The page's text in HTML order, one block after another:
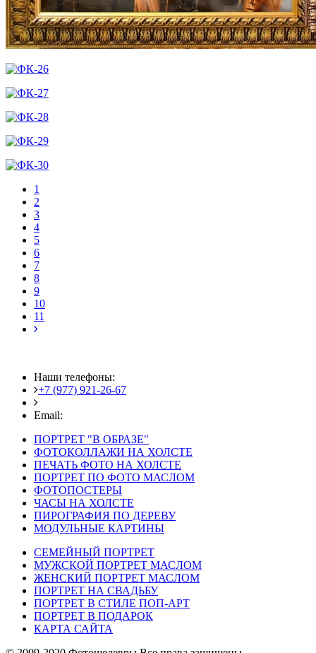
1
2
3
4
5
6
7
8
9
10
11
Наши телефоны:
+7 (977) 921-26-67
Email:
ПОРТРЕТ "В ОБРАЗЕ"
ФОТОКОЛЛАЖИ НА ХОЛСТЕ
ПЕЧАТЬ ФОТО НА ХОЛСТЕ
ПОРТРЕТ ПО ФОТО МАСЛОМ
ФОТОПОСТЕРЫ
ЧАСЫ НА ХОЛСТЕ
ПИРОГРАФИЯ ПО ДЕРЕВУ
МОДУЛЬНЫЕ КАРТИНЫ
СЕМЕЙНЫЙ ПОРТРЕТ
МУЖСКОЙ ПОРТРЕТ МАСЛОМ
ЖЕНСКИЙ ПОРТРЕТ МАСЛОМ
ПОРТРЕТ НА СВАДЬБУ
ПОРТРЕТ В СТИЛЕ ПОП-АРТ
ПОРТРЕТ В ПОДАРОК
КАРТА САЙТА